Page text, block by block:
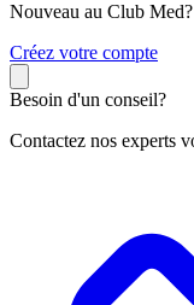
Nouveau au Club Med?
Créez votre compte
Besoin d'un conseil?
Contactez nos experts